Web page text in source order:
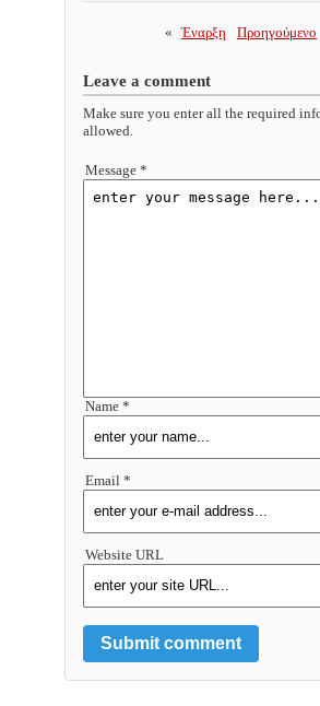
« Έναρξη Προηγούμενο
Leave a comment
Make sure you enter all the required
allowed.
Message *
Name *
Email *
Website URL